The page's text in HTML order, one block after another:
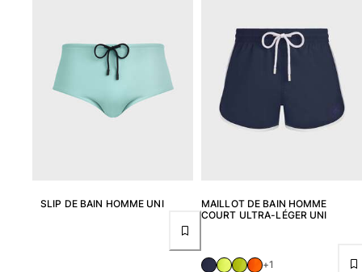
SLIP DE BAIN HOMME UNI
MAILLOT DE BAIN HOMME
COURT ULTRA-LÉGER UNI
+1